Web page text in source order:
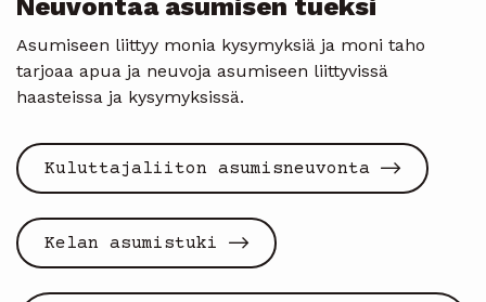
Neuvontaa asumisen tueksi
Asumiseen liittyy monia kysymyksiä ja moni taho
tarjoaa apua ja neuvoja asumiseen liittyvissä
haasteissa ja kysymyksissä.
Kuluttajaliiton asumisneuvonta
Kelan asumistuki